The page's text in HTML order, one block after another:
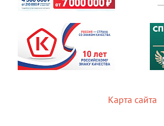
Карта сайта